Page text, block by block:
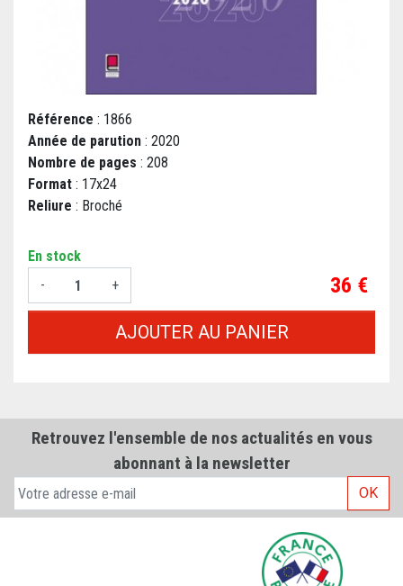
Référence : 1866
Année de parution : 2020
Nombre de pages : 208
Format : 17x24
Reliure : Broché
En stock
-
+ Prix
36 €
AJOUTER AU PANIER
Retrouvez l'ensemble de nos actualités en vous
abonnant à la newsletter
OK